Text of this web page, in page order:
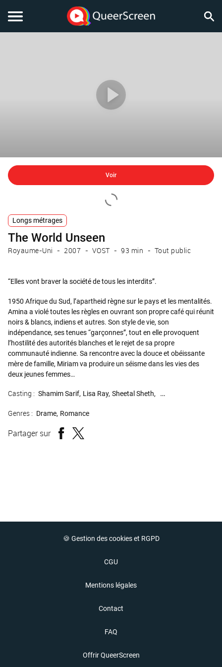
Voir
Longs métrages
The World Unseen
Royaume-Uni 2007 VOST 93 min Tout public
“Elles vont braver la société de tous les interdits”.
1950 Afrique du Sud, l’apartheid règne sur le pays et les mentalités.
Amina a violé toutes les règles en ouvrant son propre café qui réunit
noirs & blancs, indiens et autres. Son style de vie, son
indépendance, ses tenues “garçonnes”, tout en elle provoquent
l’hostilité des autorités blanches et le rejet de sa propre
communauté indienne. Sa rencontre avec la douce et obéissante
mère de famille, Miriam va produire un séisme dans les vies des
deux jeunes femmes…
Casting : Shamim Sarif Lisa Ray Sheetal Sheth Parvin Dabas
Genres : Drame Romance
Partager sur
🍪 Gestion des cookies et RGPD
CGU
Mentions légales
Contact
FAQ
Offrir QueerScreen